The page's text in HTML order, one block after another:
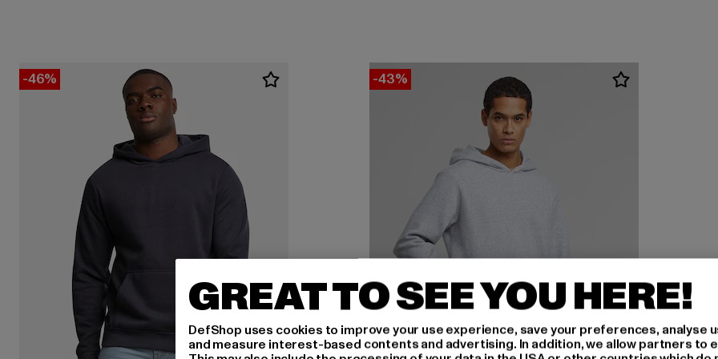
-46% -43%
GREAT TO SEE YOU HERE!
DefShop uses cookies to improve your use experience, save your preferences, analyse
and measure interest-based contents and advertising. In addition, we allow partners to